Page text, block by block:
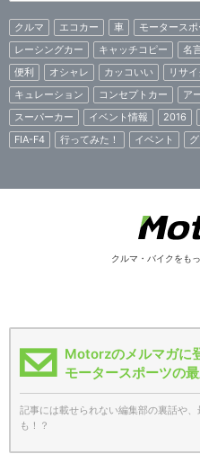
クルマ エコカー 車 モータースポ
レーシングカー
キャッチコピー 名
便利
オシャレ カッコいい リサ
キュレーション
コンセプトカー ア
スーパーカー
イベント情報 2016
FIA-F4
行ってみた！ イベント
クルマ・バイクをも
Motorzのメルマガに
モータースポーツの最
記事には載せられない編集部の裏話や
も！？